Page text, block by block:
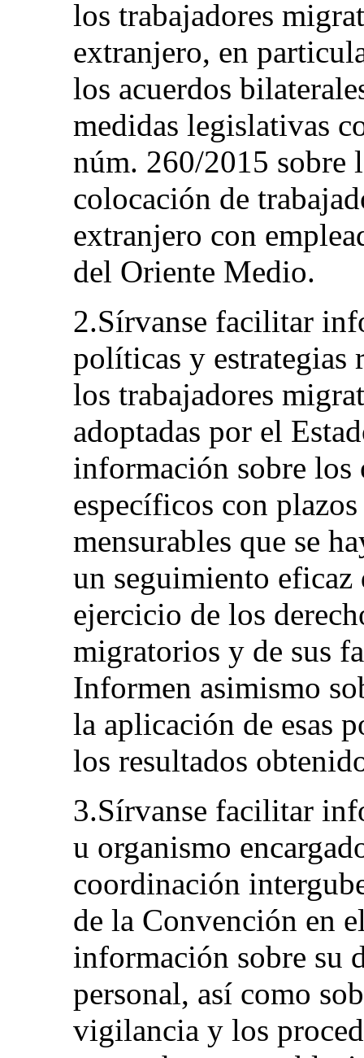
los trabajadores
extranjero, en
los acuerdos
medidas legislativas
núm. 260/2015 sobre
colocación de
extranjero con
del Oriente Medio.
2.Sírvanse facilitar
políticas y estrategias
los trabajadores
adoptadas por el
información sobre los
específicos con
mensurables que se
un seguimiento eficaz
ejercicio de los
migratorios y de sus
Informen asimismo
la aplicación de esas
los resultados
3.Sírvanse facilitar
u organismo
coordinación
de la Convención en
información sobre su
personal, así como
vigilancia y los